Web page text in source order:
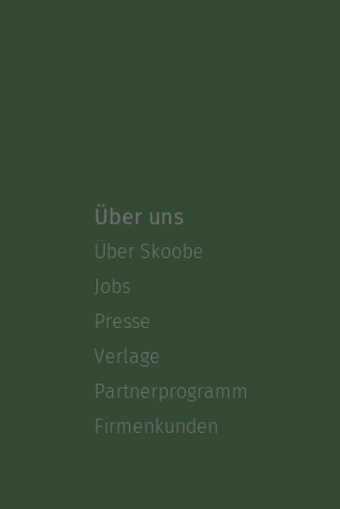
Über uns
Über Skoobe
Jobs
Presse
Verlage
Partnerprogramm
Firmenkunden